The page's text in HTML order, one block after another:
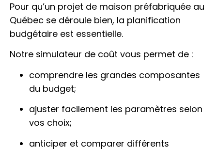
Pour qu’un projet de maison préfabriquée au
Québec se déroule bien, la planification
budgétaire est essentielle.
Notre simulateur de coût vous permet de :
comprendre les grandes composantes
du budget;
ajuster facilement les paramètres selon
vos choix;
anticiper et comparer différents